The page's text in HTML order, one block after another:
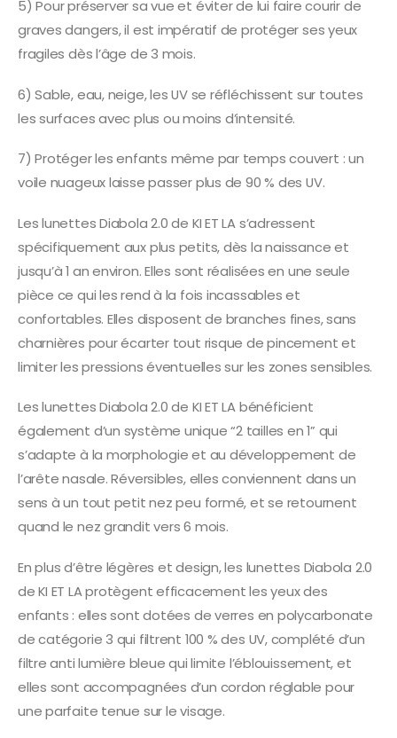
5) Pour préserver sa vue et éviter de lui faire courir de
graves dangers, il est impératif de protéger ses yeux
fragiles dès l’âge de 3 mois.
6) Sable, eau, neige, les UV se réfléchissent sur toutes
les surfaces avec plus ou moins d’intensité.
7) Protéger les enfants même par temps couvert : un
voile nuageux laisse passer plus de 90 % des UV.
Les lunettes Diabola 2.0 de KI ET LA s’adressent
spécifiquement aux plus petits, dès la naissance et
jusqu’à 1 an environ. Elles sont réalisées en une seule
pièce ce qui les rend à la fois incassables et
confortables. Elles disposent de branches fines, sans
charnières pour écarter tout risque de pincement et
limiter les pressions éventuelles sur les zones sensibles.
Les lunettes Diabola 2.0 de KI ET LA bénéficient
également d’un système unique “2 tailles en 1” qui
s’adapte à la morphologie et au développement de
l’arête nasale. Réversibles, elles conviennent dans un
sens à un tout petit nez peu formé, et se retournent
quand le nez grandit vers 6 mois.
En plus d’être légères et design, les lunettes Diabola 2.0
de KI ET LA protègent efficacement les yeux des
enfants : elles sont dotées de verres en polycarbonate
de catégorie 3 qui filtrent 100 % des UV, complété d’un
filtre anti lumière bleue qui limite l’éblouissement, et
elles sont accompagnées d’un cordon réglable pour
une parfaite tenue sur le visage.